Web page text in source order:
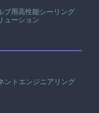
ブ用高性能シーリング
ューション
ントエンジニアリング